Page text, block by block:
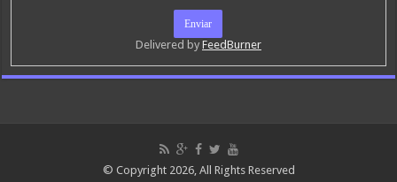
Delivered by FeedBurner
© Copyright 2026, All Rights Reserved